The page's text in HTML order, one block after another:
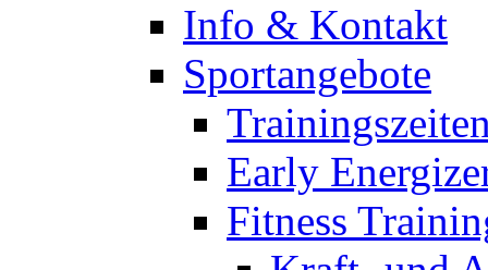
Info & Kontakt
Sportangebote
Early
Fitness